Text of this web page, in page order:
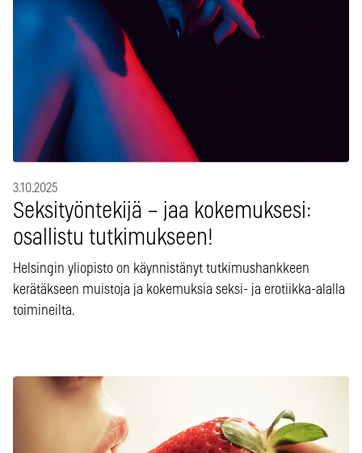
3.10.2025
Seksityöntekijä – jaa kokemuksesi:
osallistu tutkimukseen!
Helsingin yliopisto on käynnistänyt tutkimushankkeen
kerätäkseen muistoja ja kokemuksia seksi- ja erotiikka-alalla
toimineilta.